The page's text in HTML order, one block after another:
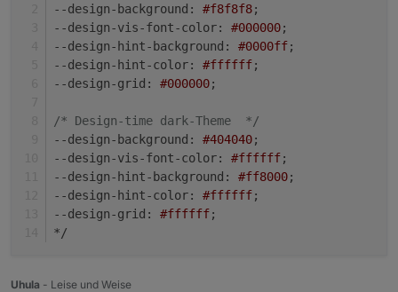
  /* Design-time light-Theme */
  --design-background: #f8f8f8;
  --design-vis-font-color: #000000;
  --design-hint-background: #0000ff;
  --design-hint-color: #ffffff;
   /*
    Design-time dark-Theme
  --design-background: #404040;
  --design-vis-font-color: #ffffff;
  --design-hint-background: #ff8000;
  --design-hint-color: #ffffff;
  --design-grid: #ffffff;
--design-background : #f8f8f8;
--design-vis-font-color: #000000;
--design-hint-background : #0000ff;
--design-hint-color: #ffffff;
--design-grid : #000000;
/* Design-time dark-Theme  */
--design-background : #404040;
--design-vis-font-color: #ffffff;
--design-hint-background : #ff8000;
--design-hint-color: #ffffff;
--design-grid : #ffffff;
*/
Uhula - Leise und Weise